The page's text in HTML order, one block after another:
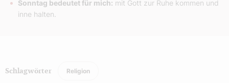
Sonntag bedeutet für mich: mit Gott zur Ruhe kommen und
inne halten.
Schlagwörter Religion